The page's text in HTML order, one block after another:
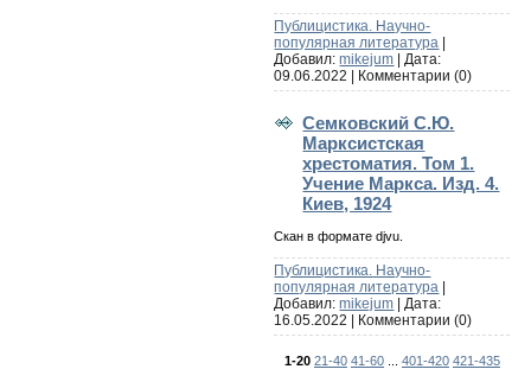
Публицистика. Научно-
популярная литература
Добавил:mikejum | Дата:
09.06.2022
Комментарии (0)
Семковский С.Ю.
Марксистская
хрестоматия. Том 1.
Учение Маркса. Изд. 4.
Киев, 1924
Скан в формате djvu.
Публицистика. Научно-
популярная литература
Добавил:mikejum | Дата:
16.05.2022
Комментарии (0)
1-20 21-40 41-60 401-420 421-435